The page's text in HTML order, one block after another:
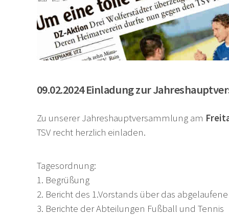
09.02.2024 Einladung zur
Zu unserer Jahreshauptversammlung am
TSV recht herzlich einladen.
Tagesordnung:
1. Begrüßung
2. Bericht des 1.Vorstands über das
3. Berichte der Abteilungen Fußball und Tennis